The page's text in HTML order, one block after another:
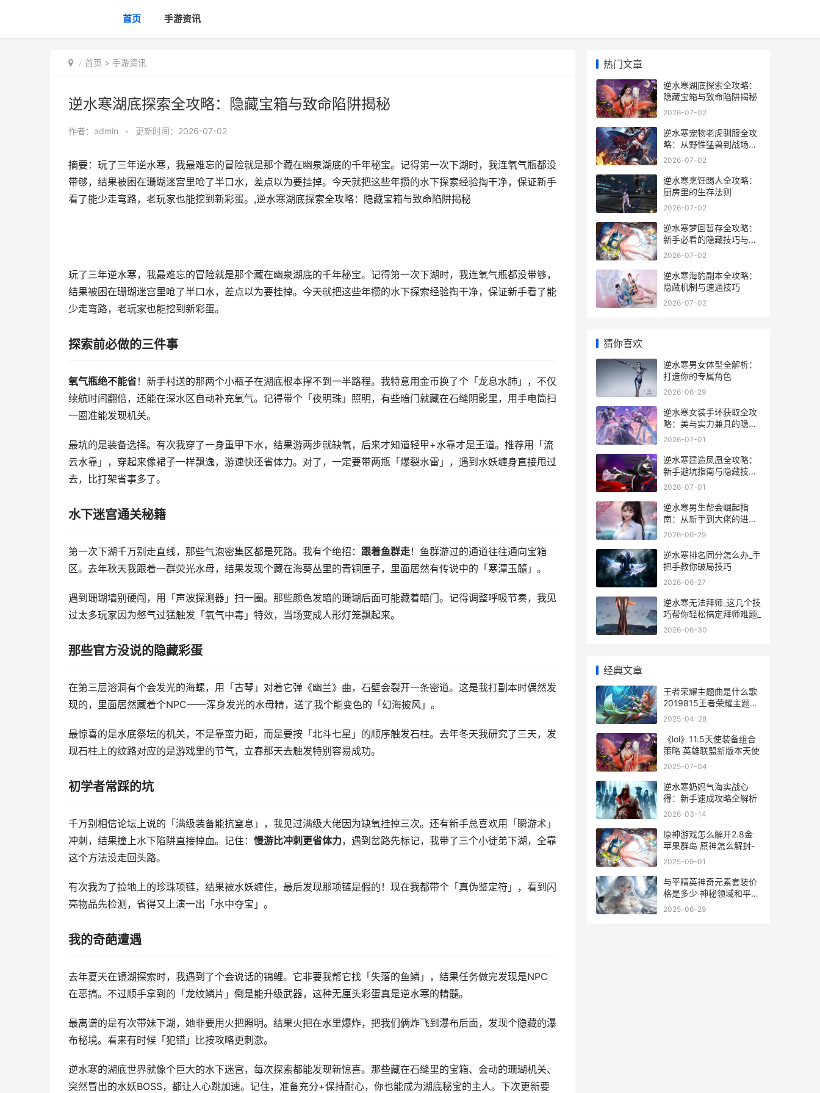
首页 手游资讯
首页 > 手游资讯
逆水寒湖底探索全攻略：隐藏宝箱与致命陷阱揭秘
作者： admin • 更新时间：2026-07-02
摘要：玩了三年逆水寒，我最难忘的冒险就是那个藏在幽泉湖底的千年秘宝。记得第一次下湖时，我连氧气瓶都没
带够，结果被困在珊瑚迷宫里呛了半口水，差点以为要挂掉。今天就把这些年攒的水下探索经验掏干净，保证新手
看了能少走弯路，老玩家也能挖到新彩蛋。,逆水寒湖底探索全攻略：隐藏宝箱与致命陷阱揭秘
玩了三年逆水寒，我最难忘的冒险就是那个藏在幽泉湖底的千年秘宝。记得第一次下湖时，我连氧气瓶都没带够，
结果被困在珊瑚迷宫里呛了半口水，差点以为要挂掉。今天就把这些年攒的水下探索经验掏干净，保证新手看了能
少走弯路，老玩家也能挖到新彩蛋。
探索前必做的三件事
氧气瓶绝不能省！新手村送的那两个小瓶子在湖底根本撑不到一半路程。我特意用金币换了个「龙息水肺」，不仅
续航时间翻倍，还能在深水区自动补充氧气。记得带个「夜明珠」照明，有些暗门就藏在石缝阴影里，用手电筒扫
一圈准能发现机关。
最坑的是装备选择。有次我穿了一身重甲下水，结果游两步就缺氧，后来才知道轻甲+水靠才是王道。推荐用「流
云水靠」，穿起来像裙子一样飘逸，游速快还省体力。对了，一定要带两瓶「爆裂水雷」，遇到水妖缠身直接甩过
去，比打架省事多了。
水下迷宫通关秘籍
第一次下湖千万别走直线，那些气泡密集区都是死路。我有个绝招： 跟着鱼群走！鱼群游过的通道往往通向宝箱
区。去年秋天我跟着一群荧光水母，结果发现个藏在海葵丛里的青铜匣子，里面居然有传说中的「寒潭玉髓」。
遇到珊瑚墙别硬闯，用「声波探测器」扫一圈。那些颜色发暗的珊瑚后面可能藏着暗门。记得调整呼吸节奏，我见
过太多玩家因为憋气过猛触发「氧气中毒」特效，当场变成人形灯笼飘起来。
那些官方没说的隐藏彩蛋
在第三层溶洞有个会发光的海螺，用「古琴」对着它弹《幽兰》曲，石壁会裂开一条密道。这是我打副本时偶然发
现的，里面居然藏着个NPC——浑身发光的水母精，送了我个能变色的「幻海披风」。
最惊喜的是水底祭坛的机关，不是靠蛮力砸，而是要按「北斗七星」的顺序触发石柱。去年冬天我研究了三天，发
现石柱上的纹路对应的是游戏里的节气，立春那天去触发特别容易成功。
初学者常踩的坑
千万别相信论坛上说的「满级装备能抗窒息」，我见过满级大佬因为缺氧挂掉三次。还有新手总喜欢用「瞬游术」
冲刺，结果撞上水下陷阱直接掉血。记住： 慢游比冲刺更省体力，遇到岔路先标记，我带了三个小徒弟下湖，全靠
这个方法没走回头路。
有次我为了捡地上的珍珠项链，结果被水妖缠住，最后发现那项链是假的！现在我都带个「真伪鉴定符」，看到闪
亮物品先检测，省得又上演一出「水中夺宝」。
我的奇葩遭遇
去年夏天在镜湖探索时，我遇到了个会说话的锦鲤。它非要我帮它找「失落的鱼鳞」，结果任务做完发现是NPC
在恶搞。不过顺手拿到的「龙纹鳞片」倒是能升级武器，这种无厘头彩蛋真是逆水寒的精髓。
最离谱的是有次带妹下湖，她非要用火把照明。结果火把在水里爆炸，把我们俩炸飞到瀑布后面，发现个隐藏的瀑
布秘境。看来有时候「犯错」比按攻略更刺激。
逆水寒的湖底世界就像个巨大的水下迷宫，每次探索都能发现新惊喜。那些藏在石缝里的宝箱、会动的珊瑚机关、
突然冒出的水妖BOSS，都让人心跳加速。记住，准备充分+保持耐心，你也能成为湖底秘宝的主人。下次更新要
热门文章
逆水寒湖底探索全攻略：
隐藏宝箱与致命陷阱揭秘
2026-07-02
逆水寒宠物老虎驯服全攻
略：从野性猛兽到战场神
兽的蜕变
2026-07-02
逆水寒烹饪踢人全攻略：
厨房里的生存法则
2026-07-02
逆水寒梦回暂存全攻略：
新手必看的隐藏技巧与避
坑指南
2026-07-02
逆水寒海豹副本全攻略：
隐藏机制与速通技巧
2026-07-02
猜你喜欢
逆水寒男女体型全解析：
打造你的专属角色
2026-06-29
逆水寒女装手环获取全攻
略：美与实力兼具的隐藏
玩法
2026-07-01
逆水寒建造凤凰全攻略：
新手避坑指南与隐藏技巧
大公开
2026-07-01
逆水寒男生帮会崛起指
南：从新手到大佬的进阶
秘籍
2026-06-29
逆水寒排名同分怎么办_手
把手教你破局技巧
2026-06-27
逆水寒无法拜师_这几个技
巧帮你轻松搞定拜师难题_
2026-06-30
经典文章
王者荣耀主题曲是什么歌
2019815王者荣耀主题曲
叫什么
2025-04-28
《lol》11.5天使装备组合
策略 英雄联盟新版本天使
2025-07-04
逆水寒奶妈气海实战心
得：新手速成攻略全解析
2026-03-14
原神游戏怎么解开2.8金
苹果群岛 原神怎么解封-
2025-09-01
与平精英神奇元素套装价
格是多少 神秘领域和平精
英
2025-06-29